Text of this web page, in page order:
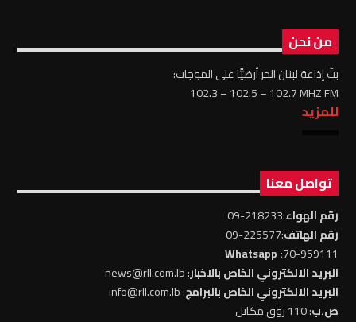
من نحن
بثّ إذاعة لبنان الحر أرضيًّا على الموجات:
102.3 – 102.5 – 102.7 MHZ FM
للمزيد
تواصل معنا
رقم الهواء:218233-09
رقم الهاتف:225577-09
70-959111
: Whatsapp
البريد الالكتروني الخاص بالاخبار: news@rll.com.lb
البريد الالكتروني الخاص بالبرامج: info@rll.com.lb
ص.ب: 110 زوق مكايل